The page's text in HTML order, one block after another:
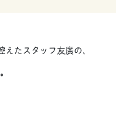
たスタッフ友廣の、